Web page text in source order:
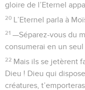
gloire de l’Eternel
20 L’Eternel parla à
21 —Séparez-vous du
consumerai en un seul
22 Mais ils se jetèrent
Dieu ! Dieu qui
créatures,